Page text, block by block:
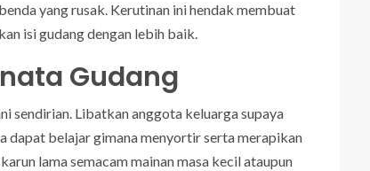
yang rusak. Kerutinan ini hendak membuat
isi gudang dengan lebih baik.
Gudang
sendirian. Libatkan anggota keluarga supaya
dapat belajar gimana menyortir serta merapikan
lama semacam mainan masa kecil ataupun